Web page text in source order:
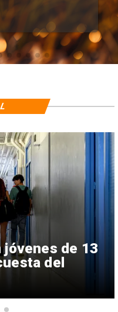
de 13
del